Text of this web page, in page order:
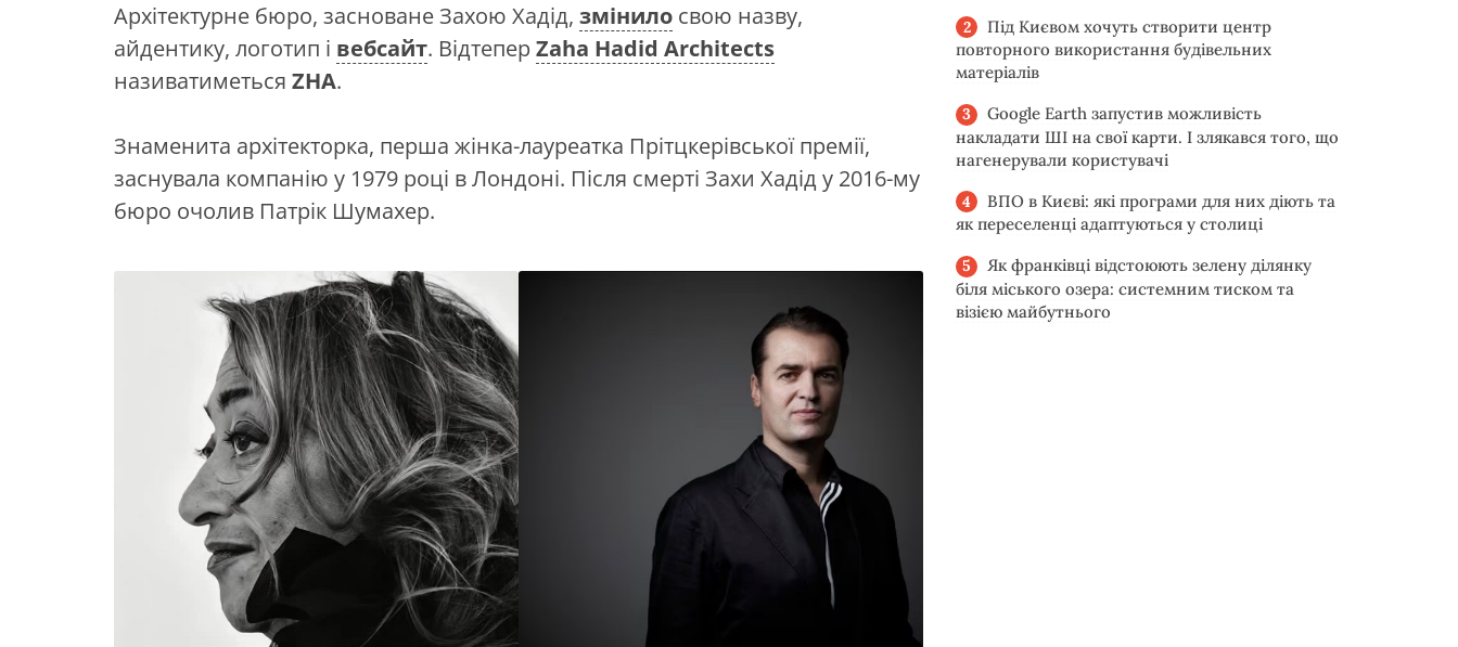
Архітектурне бюро, засноване Захою Хадід, змінило свою назву,
айдентику, логотип і вебсайт. Відтепер Zaha Hadid Architects
називатиметься ZHA.
Знаменита архітекторка, перша жінка-лауреатка Прітцкерівської премії,
заснувала компанію у 1979 році в Лондоні. Після смерті Захи Хадід у 2016-му
бюро очолив Патрік Шумахер.
Під Києвом хочуть створити центр
повторного використання будівельних
матеріалів
Google Earth запустив можливість
накладати ШІ на свої карти. І злякався того, що
нагенерували користувачі
ВПО в Києві: які програми для них діють та
як переселенці адаптуються у столиці
Як франківці відстоюють зелену ділянку
біля міського озера: системним тиском та
візією майбутнього